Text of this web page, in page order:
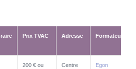
Prix TVAC Adresse Formateur
200 € ou
Centre
Egon